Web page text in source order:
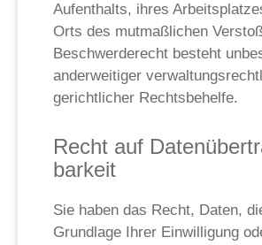
Aufenthalts, ihres
Orts des mutmaßlichen
Beschwerderecht besteht
anderweitiger
gerichtlicher Rechtsbehelfe.
Recht auf
barkeit
Sie haben das Recht, Daten,
Grundlage Ihrer Einwilligung